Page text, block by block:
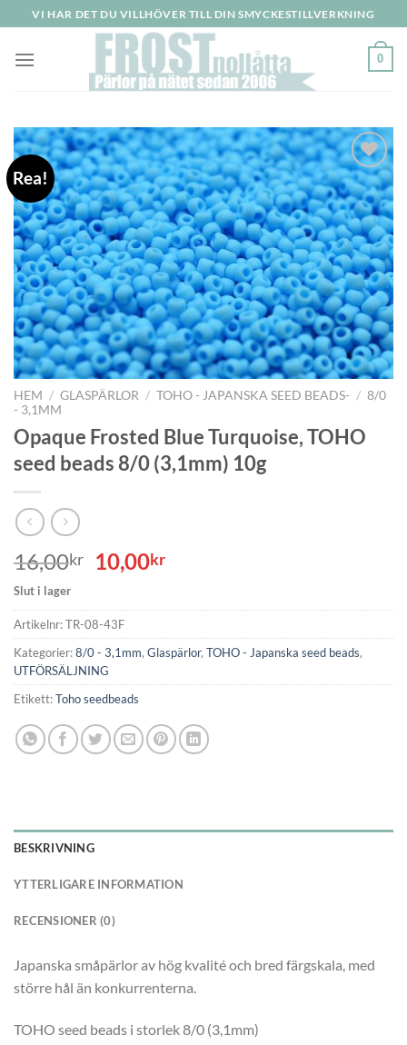
to
content
VI HAR DET DU VILLHÖVER TILL DIN SMYCKESTILLVERKNING
0
Rea!
HEM / GLASPÄRLOR / TOHO - JAPANSKA SEED BEADS- / 8/0
- 3,1MM
Opaque Frosted Blue Turquoise, TOHO
seed beads 8/0 (3,1mm) 10g
16,00kr
Det
ursprungliga
priset
var:
16,00kr.
10,00krDet
priset
10,00kr.
Slut i lager
Artikelnr:TR-08-43F
Kategorier:8/0 - 3,1mm, Glaspärlor, TOHO - Japanska seed beads,
UTFÖRSÄLJNING
Etikett:Toho seedbeads
BESKRIVNING
YTTERLIGARE INFORMATION
RECENSIONER (0)
Japanska småpärlor av hög kvalité och bred färgskala, med
större hål än konkurrenterna.
TOHO seed beads i storlek 8/0 (3,1mm)